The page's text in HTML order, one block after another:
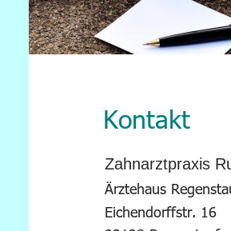
Zahnarztpraxis
Ärztehaus
Eichendorffstr. 16
Kontakt